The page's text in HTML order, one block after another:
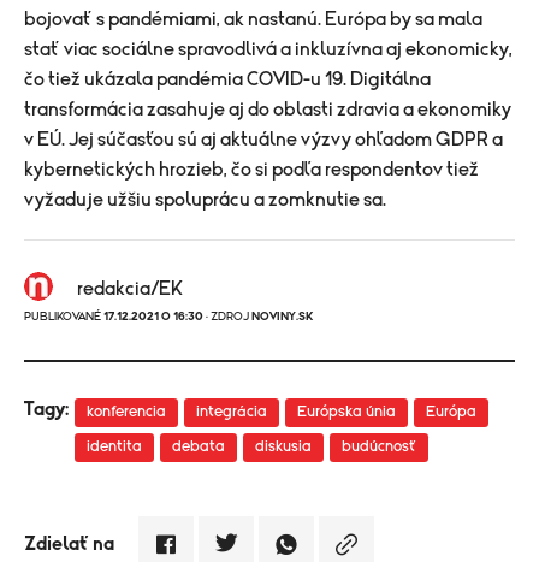
bojovať s pandémiami, ak nastanú. Európa by sa mala
stať viac sociálne spravodlivá a inkluzívna aj ekonomicky,
čo tiež ukázala pandémia COVID-u 19. Digitálna
transformácia zasahuje aj do oblasti zdravia a ekonomiky
v EÚ. Jej súčasťou sú aj aktuálne výzvy ohľadom GDPR a
kybernetických hrozieb, čo si podľa respondentov tiež
vyžaduje užšiu spoluprácu a zomknutie sa.
redakcia/EK
PUBLIKOVANÉ 17.12.2021 O 16:30 · ZDROJ NOVINY.SK
Tagy: konferencia integrácia Európska únia Európa
identita debata diskusia budúcnosť
Zdielať na